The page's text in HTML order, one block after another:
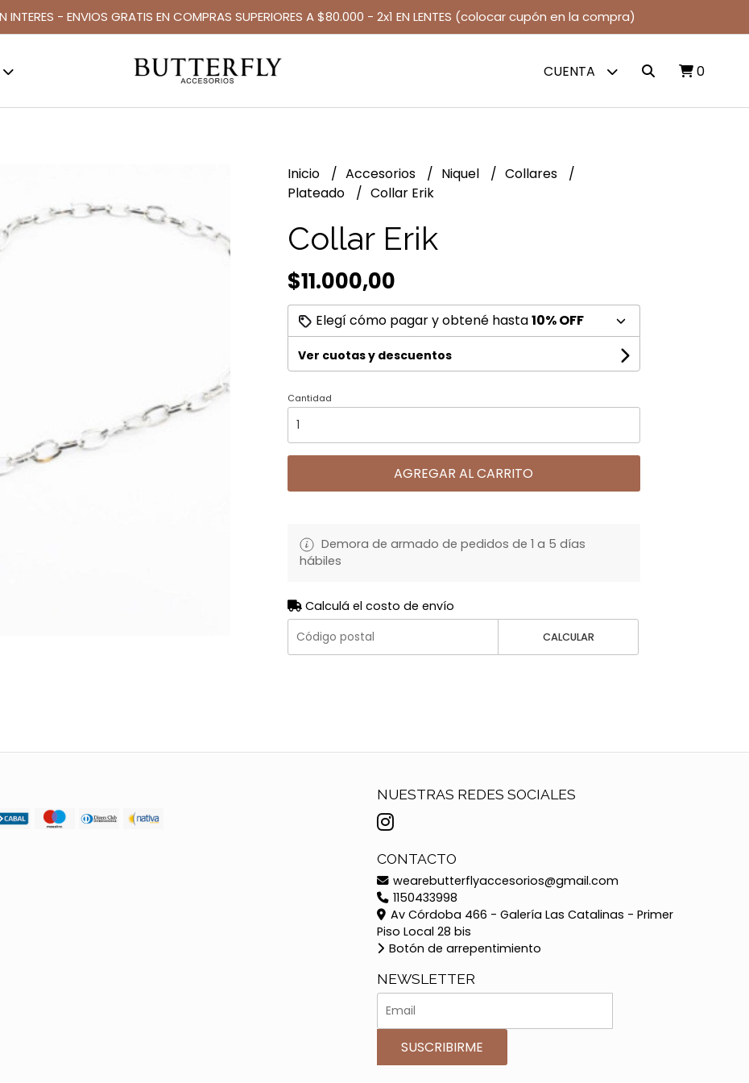
INTERES - ENVIOS GRATIS EN COMPRAS SUPERIORES A $80.000 - 2x1 EN LENTES (colocar cupón en la compra)
CUENTA 0
Inicio Accesorios Niquel
Collares
Plateado
Collar Erik
Collar Erik
$11.000,00
Elegí cómo pagar y obtené hasta10% OFF
Ver cuotas y descuentos
Cantidad
AGREGAR AL CARRITO
Demora de armado de pedidos de 1 a 5 días
hábiles
Calculá el costo de envío
CALCULAR
NUESTRAS REDES SOCIALES
CONTACTO
wearebutterflyaccesorios@gmail.com
1150433998
Av Córdoba 466 - Galería Las Catalinas - Primer
Piso Local 28 bis
Botón de arrepentimiento
NEWSLETTER
SUSCRIBIRME